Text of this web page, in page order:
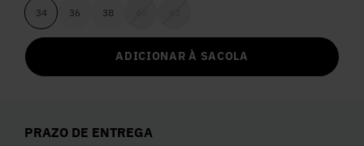
34
36 38
ADICIONAR À SACOLA
PRAZO DE ENTREGA
2 Roupas